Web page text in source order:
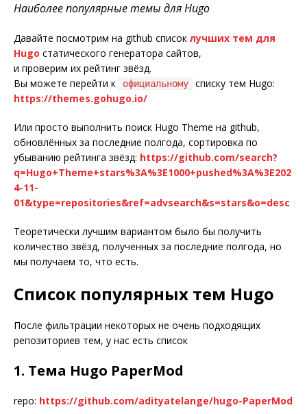
Наиболее популярные темы для Hugo
Давайте посмотрим на github список лучших тем для
Hugo статического генератора сайтов,
и проверим их рейтинг звёзд.
Вы можете перейти к
официальному
списку тем Hugo:
https://themes.gohugo.io/
Или просто выполнить поиск Hugo Theme на github,
обновлённых за последние полгода, сортировка по
убыванию рейтинга звёзд: https://github.com/search?
q=Hugo+Theme+stars%3A%3E1000+pushed%3A%3E202
4-11-
01&type=repositories&ref=advsearch&s=stars&o=desc
Теоретически лучшим вариантом было бы получить
количество звёзд, полученных за последние полгода, но
мы получаем то, что есть.
Список популярных тем Hugo
После фильтрации некоторых не очень подходящих
репозиториев тем, у нас есть список
1. Тема Hugo PaperMod
repo: https://github.com/adityatelange/hugo-PaperMod